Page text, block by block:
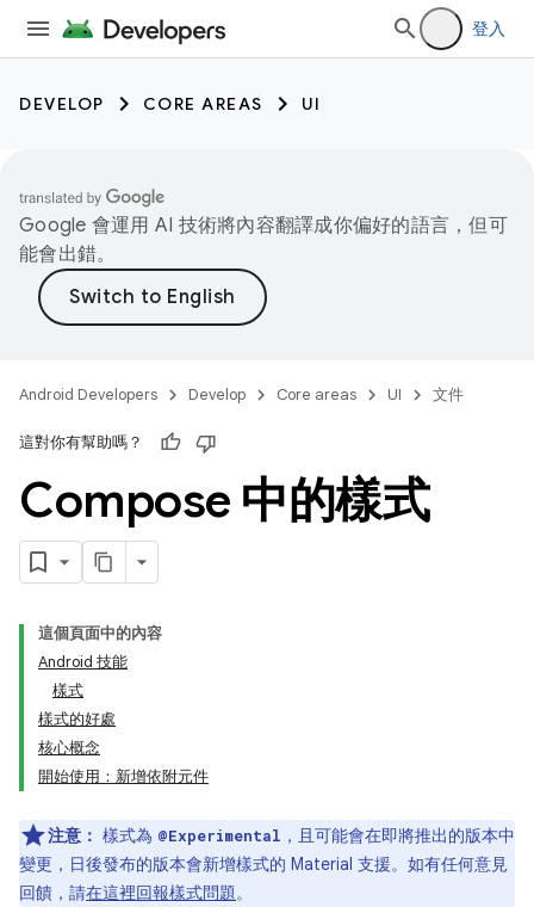
登入
DEVELOP CORE AREAS UI
Google 會運用 AI 技術將內容翻譯成你偏好的語言，但可
能會出錯。
Android Developers Develop Core areas UI 文件
這對你有幫助嗎？
Compose 中的樣式
這個頁面中的內容
Android 技能
樣式
樣式的好處
核心概念
開始使用：新增依附元件
注意： 樣式為 @Experimental ，且可能會在即將推出的版本中
變更，日後發布的版本會新增樣式的 Material 支援。如有任何意見
回饋，請在這裡回報樣式問題。